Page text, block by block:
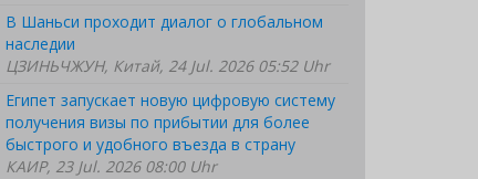
В Шаньси проходит диалог о глобальном
наследии
ЦЗИНЬЧЖУН, Китай, 24 Jul. 2026 05:52 Uhr
Египет запускает новую цифровую систему
получения визы по прибытии для более
быстрого и удобного въезда в страну
КАИР, 23 Jul. 2026 08:00 Uhr